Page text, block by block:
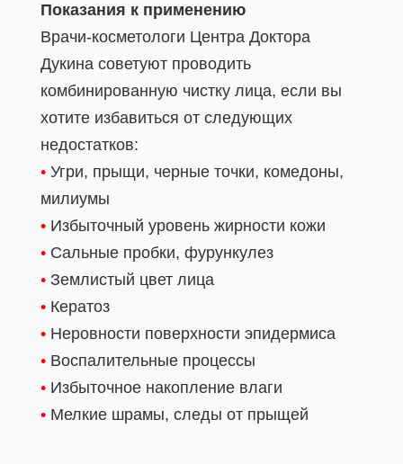
Показания к применению
Врачи-косметологи Центра Доктора
Дукина советуют проводить
комбинированную чистку лица, если вы
хотите избавиться от следующих
недостатков:
• Угри, прыщи, черные точки, комедоны,
милиумы
• Избыточный уровень жирности кожи
• Сальные пробки, фурункулез
• Землистый цвет лица
• Кератоз
• Неровности поверхности эпидермиса
• Воспалительные процессы
• Избыточное накопление влаги
• Мелкие шрамы, следы от прыщей